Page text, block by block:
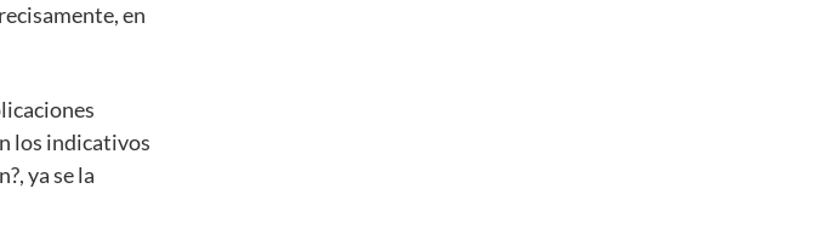
en
los indicativos
ya se la